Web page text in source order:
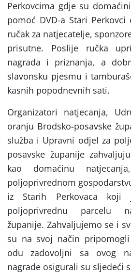
Perkovcima gdje su
pomoć DVD-a Stari Perkovci
ručak za natjecatelje,
prisutne. Poslije ručka
nagrada i priznanja, a
slavonsku pjesmu i
kasnih popodnevnih sati.
Organizatori natjecanja,
oranju Brodsko-posavske
služba i Upravni odjel za
posavske županije
kao domaćinu
poljoprivrednom
iz Starih Perkovaca koji
poljoprivrednu parcelu
županije. Zahvaljujemo se i
su na svoj način
odu zadovoljni sa ovog
nagrade osigurali su sljedeći